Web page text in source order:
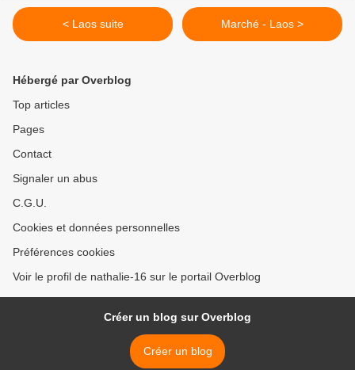
< Laos suite Marché - Laos >
Hébergé par Overblog
Top articles
Pages
Contact
Signaler un abus
C.G.U.
Cookies et données personnelles
Préférences cookies
Voir le profil de nathalie-16 sur le portail Overblog
Créer un blog sur Overblog
Créer un blog